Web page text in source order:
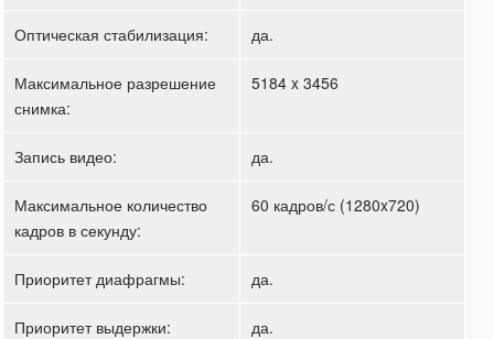
Оптическая стабилизация: да.
Максимальное разрешение
снимка:
5184 x 3456
Запись видео: да.
Максимальное количество
кадров в секунду:
60 кадров/с (1280x720)
Приоритет диафрагмы: да.
Приоритет выдержки: да.